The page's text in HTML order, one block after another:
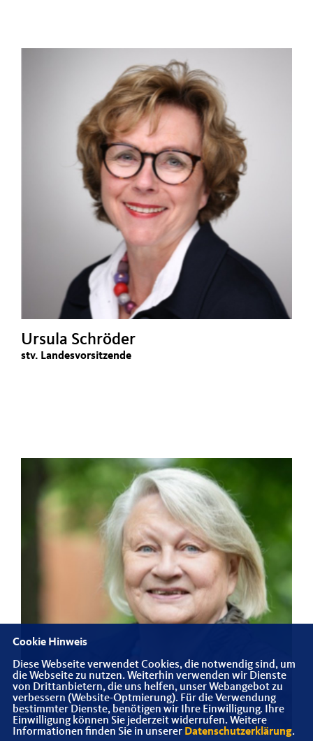
Ursula Schröder
stv. Landesvorsitzende
Cookie Hinweis
Diese Webseite verwendet Cookies, die notwendig sind, um
die Webseite zu nutzen. Weiterhin verwenden wir Dienste
von Drittanbietern, die uns helfen, unser Webangebot zu
verbessern (Website-Optmierung). Für die Verwendung
bestimmter Dienste, benötigen wir Ihre Einwilligung. Ihre
Einwilligung können Sie jederzeit widerrufen. Weitere
Informationen finden Sie in unserer Datenschutzerklärung.